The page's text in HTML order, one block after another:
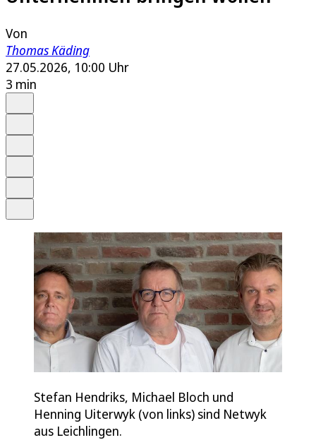
Von
Thomas Käding
27.05.2026, 10:00 Uhr
3 min
Stefan Hendriks, Michael Bloch und
Henning Uiterwyk (von links) sind Netwyk
aus Leichlingen.